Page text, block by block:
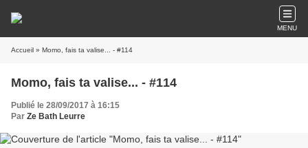
MENU
Accueil » Momo, fais ta valise... - #114
Momo, fais ta valise... - #114
Publié le 28/09/2017 à 16:15
Par Ze Bath Leurre